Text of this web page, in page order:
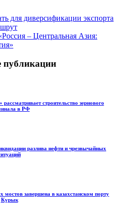
для диверсификации экспорта
– Центральная Азия:
публикации
строительство зернового
в РФ
разлива нефти и чрезвычайных
завершена в казахстанском порту
Курык